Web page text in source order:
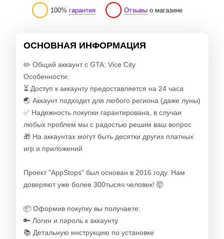
100% гарантия Отзывыо магазине
ОСНОВНАЯ ИНФОРМАЦИЯ
✏️ Общий аккаунт с GTA: Vice City
Особенности:
⏳ Доступ к аккаунту предоставляется на 24 часа
🌏 Аккаунт подходит для любого региона (даже луны)
✅ Надежность покупки гарантирована, в случаи
любых проблем мы с радостью решим ваш вопрос
🎁 На аккаунтах могут быть десятки других платных
игр и приложений
Проект "AppStops" был основан в 2016 году. Нам
доверяют уже более 300тысяч человек! 🤯
📦 Оформив покупку вы получаете:
🔑 Логин и пароль к аккаунту
📚 Детальную инструкцию по установке